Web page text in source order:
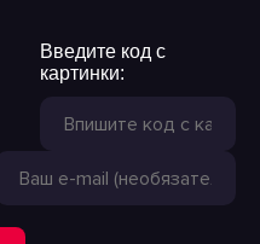
Введите код с
картинки: